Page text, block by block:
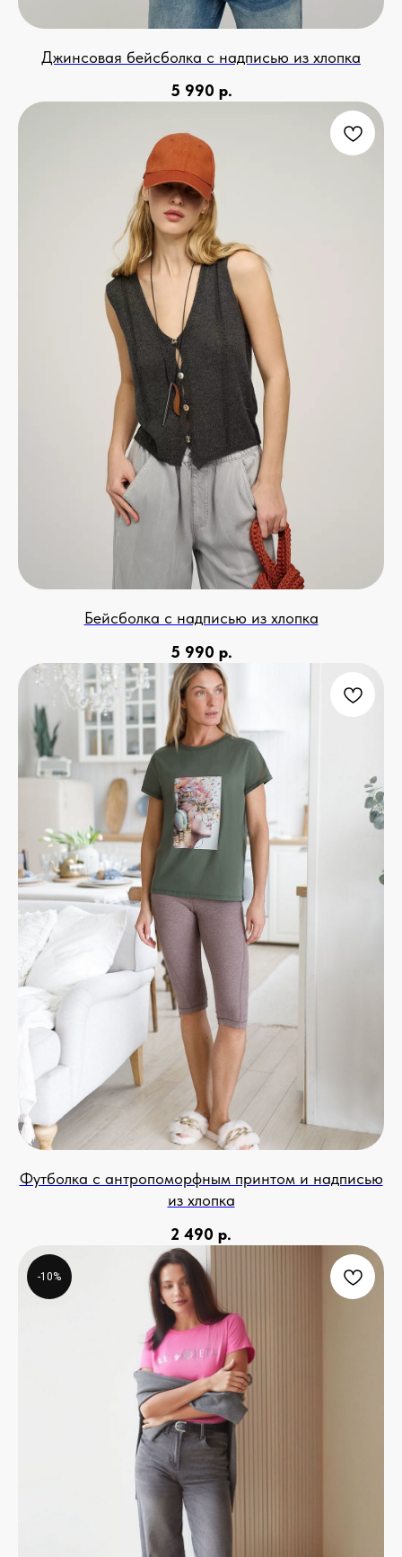
Джинсовая бейсболка с надписью из хлопка
5 990 р.
Бейсболка с надписью из хлопка
5 990 р.
Футболка с антропоморфным принтом и надписью
из хлопка
2 490 р.
-10%